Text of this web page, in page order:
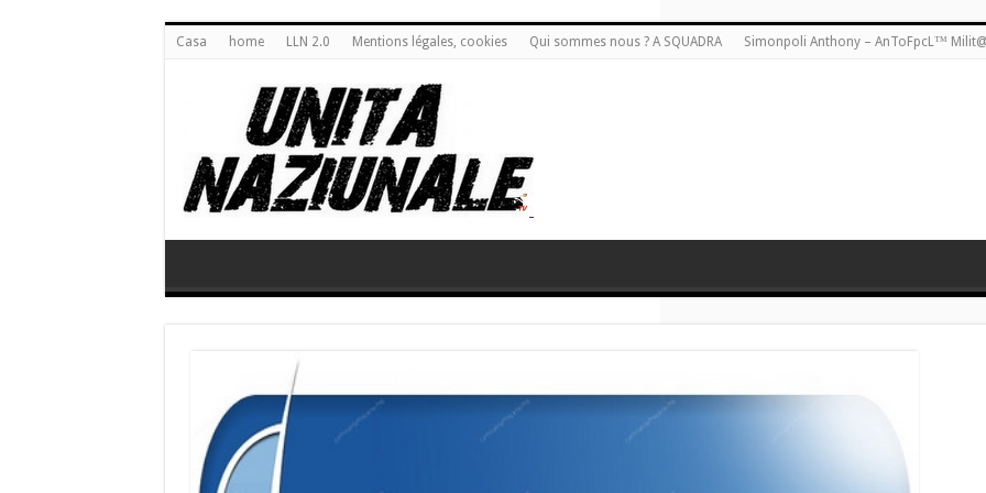
Casa home LLN 2.0 Mentions légales, cookies Qui sommes nous ? A SQUADRA Simonpoli Anthony – AnToFpcL™